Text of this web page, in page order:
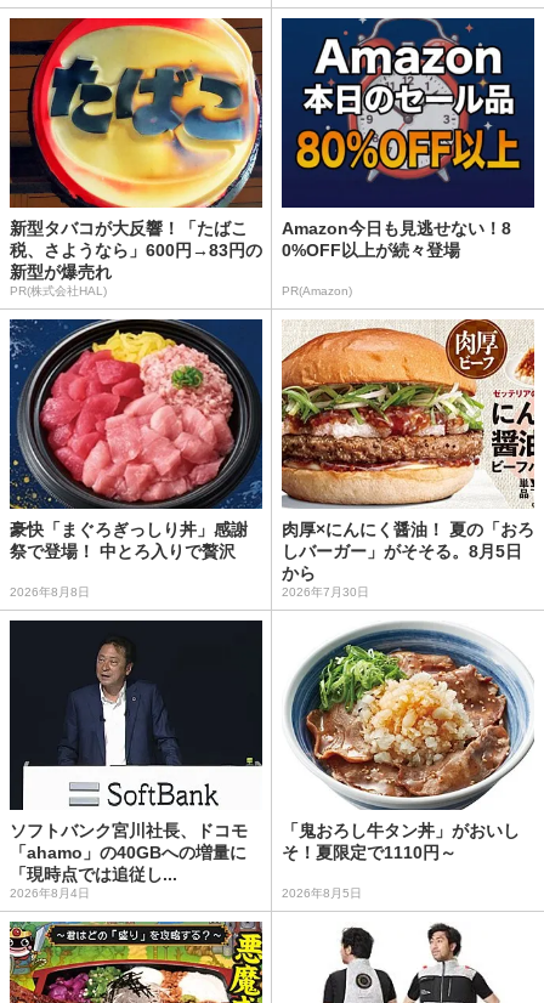
新型タバコが大反響！「たばこ
税、さようなら」600円→83円の
新型が爆売れ
PR(株式会社HAL)
Amazon今日も見逃せない！8
0%OFF以上が続々登場
PR(Amazon)
豪快「まぐろぎっしり丼」感謝
祭で登場！ 中とろ入りで贅沢
2026年8月8日
肉厚×にんにく醤油！ 夏の「おろ
しバーガー」がそそる。8月5日
から
2026年7月30日
ソフトバンク宮川社長、ドコモ
「ahamo」の40GBへの増量に
「現時点では追従し...
2026年8月4日
「鬼おろし牛タン丼」がおいし
そ！夏限定で1110円～
2026年8月5日